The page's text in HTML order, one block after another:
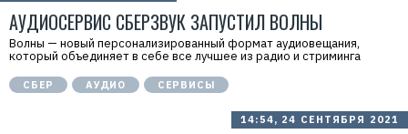
АУДИОСЕРВИС СБЕРЗВУК ЗАПУСТИЛ ВОЛНЫ
Волны — новый персонализированный формат аудиовещания,
который объединяет в себе все лучшее из радио и стриминга
СБЕР АУДИО СЕРВИСЫ
14:54, 24 СЕНТЯБРЯ 2021